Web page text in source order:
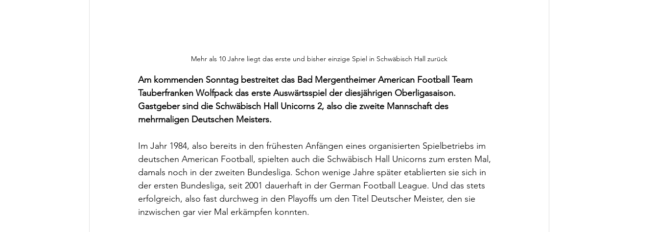
Mehr als 10 Jahre liegt das erste und bisher einzige Spiel in Schwäbisch Hall zurück
Am kommenden Sonntag bestreitet das Bad Mergentheimer American Football Team
Tauberfranken Wolfpack das erste Auswärtsspiel der diesjährigen Oberligasaison.
Gastgeber sind die Schwäbisch Hall Unicorns 2, also die zweite Mannschaft des
mehrmaligen Deutschen Meisters.
Im Jahr 1984, also bereits in den frühesten Anfängen eines organisierten Spielbetriebs im
deutschen American Football, spielten auch die Schwäbisch Hall Unicorns zum ersten Mal,
damals noch in der zweiten Bundesliga. Schon wenige Jahre später etablierten sie sich in
der ersten Bundesliga, seit 2001 dauerhaft in der German Football League. Und das stets
erfolgreich, also fast durchweg in den Playoffs um den Titel Deutscher Meister, den sie
inzwischen gar vier Mal erkämpfen konnten.